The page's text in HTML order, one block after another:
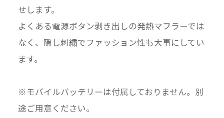
せします。
よくある電源ボタン剥き出しの発熱マフラーでは
なく、隠し刺繍でファッション性も大事にしてい
ます。
※モバイルバッテリーは付属しておりません。別
途ご用意ください。